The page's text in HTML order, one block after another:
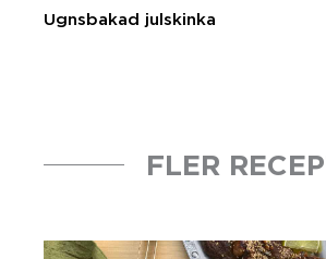
Ugnsbakad julskinka
FLER